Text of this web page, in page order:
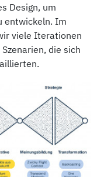
Design, um
entwickeln. Im
viele Iterationen
die sich